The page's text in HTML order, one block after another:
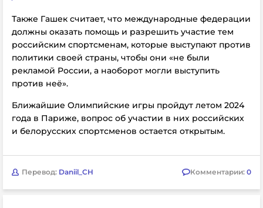
Также Гашек считает, что международные федерации
должны оказать помощь и разрешить участие тем
российским спортсменам, которые выступают против
политики своей страны, чтобы они «не были
рекламой России, а наоборот могли выступить
против неё».
Ближайшие Олимпийские игры пройдут летом 2024
года в Париже, вопрос об участии в них российских
и белорусских спортсменов остается открытым.
Перевод: Daniil_CH Комментарии: 0